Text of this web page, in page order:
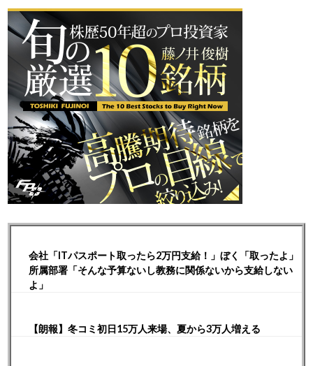
会社「ITパスポート取ったら2万円支給！」ぼく「取ったよ」
所属部署「そんな予算ないし教務に関係ないから支給しない
よ」
【朗報】冬コミ初日15万人来場、夏から3万人増える